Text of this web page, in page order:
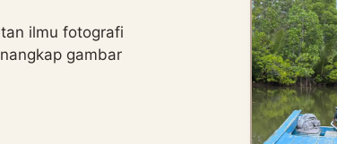
ilmu fotografi
gambar